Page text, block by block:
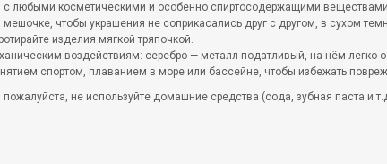
с любыми косметическими и особенно спиртосодержащими
чтобы украшения не соприкасались друг с другом, в сухом
изделия мягкой тряпочкой.
воздействиям: серебро — металл податливый, на нём легко
спортом, плаванием в море или бассейне, чтобы избежать
пожалуйста, не используйте домашние средства (сода, зубная паста